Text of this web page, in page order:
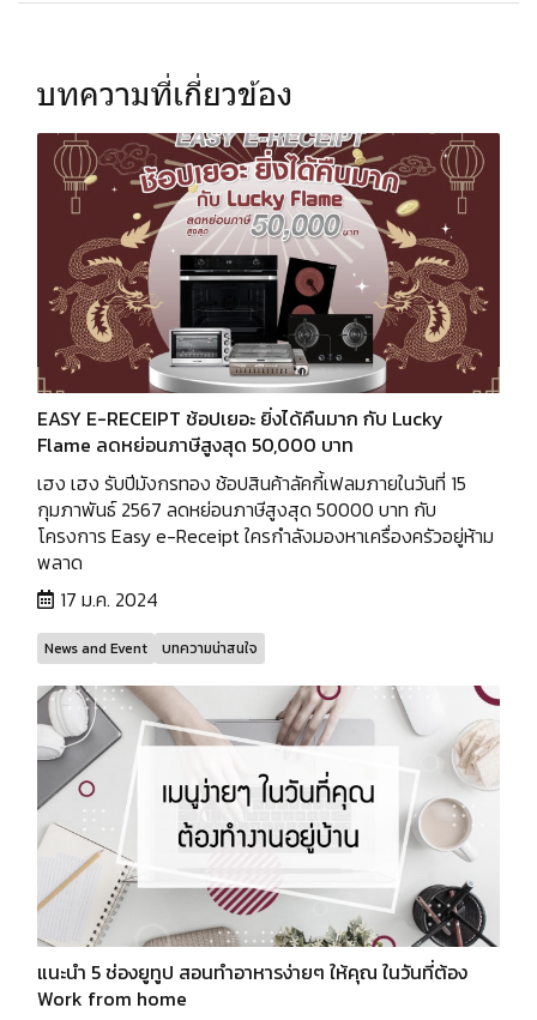
บทความที่เกี่ยวข้อง
EASY E-RECEIPT ช้อปเยอะ ยิ่งได้คืนมาก กับ Lucky
Flame ลดหย่อนภาษีสูงสุด 50,000 บาท
เฮง เฮง รับปีมังกรทอง ช้อปสินค้าลัคกี้เฟลมภายในวันที่ 15
กุมภาพันธ์ 2567 ลดหย่อนภาษีสูงสุด 50000 บาท กับ
โครงการ Easy e-Receipt ใครกำลังมองหาเครื่องครัวอยู่ห้าม
พลาด
17 ม.ค. 2024
News and Event บทความน่าสนใจ
แนะนำ 5 ช่องยูทูป สอนทำอาหารง่ายๆ ให้คุณ ในวันที่ต้อง
Work from home